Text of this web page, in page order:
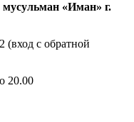
мусульман «Иман» г.
(вход с обратной
20.00